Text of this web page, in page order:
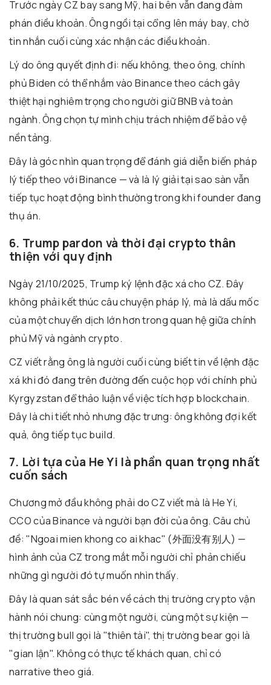
Trước ngày CZ bay sang Mỹ, hai bên vẫn đang đàm
phán điều khoản. Ông ngồi tại cổng lên máy bay, chờ
tin nhắn cuối cùng xác nhận các điều khoản.
Lý do ông quyết định đi: nếu không, theo ông, chính
phủ Biden có thể nhắm vào Binance theo cách gây
thiệt hại nghiêm trọng cho người giữ BNB và toàn
ngành. Ông chọn tự mình chịu trách nhiệm để bảo vệ
nền tảng.
Đây là góc nhìn quan trọng để đánh giá diễn biến pháp
lý tiếp theo với Binance — và là lý giải tại sao sàn vẫn
tiếp tục hoạt động bình thường trong khi founder đang
thụ án.
6. Trump pardon và thời đại crypto thân
thiện với quy định
Ngày 21/10/2025, Trump ký lệnh đặc xá cho CZ. Đây
không phải kết thúc câu chuyện pháp lý, mà là dấu mốc
của một chuyển dịch lớn hơn trong quan hệ giữa chính
phủ Mỹ và ngành crypto.
CZ viết rằng ông là người cuối cùng biết tin về lệnh đặc
xá khi đó đang trên đường đến cuộc họp với chính phủ
Kyrgyzstan để thảo luận về việc tích hợp blockchain.
Đây là chi tiết nhỏ nhưng đặc trưng: ông không đợi kết
quả, ông tiếp tục build.
7. Lời tựa của He Yi là phần quan trọng nhất
cuốn sách
Chương mở đầu không phải do CZ viết mà là He Yi,
CCO của Binance và người bạn đời của ông. Câu chủ
đề: "Ngoai mien khong co ai khac" (外面没有别人) —
hình ảnh của CZ trong mắt mỗi người chỉ phản chiếu
những gì người đó tự muốn nhìn thấy.
Đây là quan sát sắc bén về cách thị trường crypto vận
hành nói chung: cùng một người, cùng một sự kiện —
thị trường bull gọi là "thiên tài", thị trường bear gọi là
"gian lận". Không có thực tế khách quan, chỉ có
narrative theo giá.